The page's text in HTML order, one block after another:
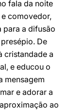
fala da noite
comovedor,
a difusão
De
cristandade a
e educou o
mensagem
e adorar a
ao